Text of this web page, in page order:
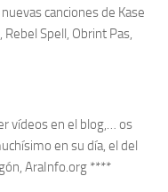
canciones de Kase
Spell, Obrint Pas,
vídeos en el blog,… os
en su día, el del
AraInfo.org ****